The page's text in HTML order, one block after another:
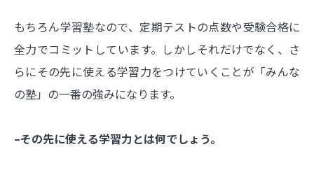
もちろん学習塾なので、定期テストの点数や受験合格に
全力でコミットしています。しかしそれだけでなく、さ
らにその先に使える学習力をつけていくことが「みんな
の塾」の一番の強みになります。
–その先に使える学習力とは何でしょう。